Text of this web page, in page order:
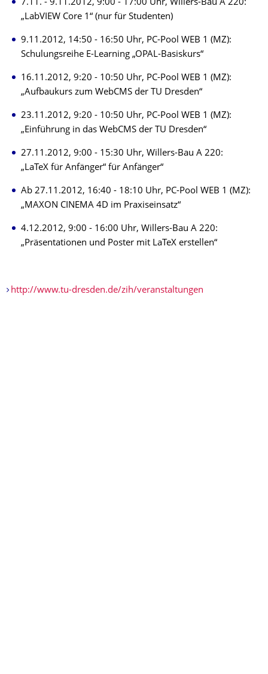
7.11. - 9.11.2012, 9:00 - 17:00 Uhr, Willers-Bau A 220:
„LabVIEW Core 1“ (nur für Studenten)
9.11.2012, 14:50 - 16:50 Uhr, PC-Pool WEB 1 (MZ):
Schulungsreihe E-Learning „OPAL-Basiskurs“
16.11.2012, 9:20 - 10:50 Uhr, PC-Pool WEB 1 (MZ):
„Aufbaukurs zum WebCMS der TU Dresden“
23.11.2012, 9:20 - 10:50 Uhr, PC-Pool WEB 1 (MZ):
„Einführung in das WebCMS der TU Dresden“
27.11.2012, 9:00 - 15:30 Uhr, Willers-Bau A 220:
„LaTeX für Anfänger“ für Anfänger“
Ab 27.11.2012, 16:40 - 18:10 Uhr, PC-Pool WEB 1 (MZ):
„MAXON CINEMA 4D im Praxiseinsatz“
4.12.2012, 9:00 - 16:00 Uhr, Willers-Bau A 220:
„Präsentationen und Poster mit LaTeX erstellen“
http://www.tu-dresden.de/zih/veranstaltungen